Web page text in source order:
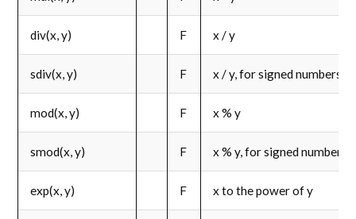
div(x, y) F x / y
sdiv(x, y) F x / y, for signed numbers
mod(x, y) F x % y
smod(x, y) F x % y, for signed numbers
exp(x, y) F x to the power of y